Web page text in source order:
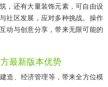
，还有大量装饰元素，可自由设
社区发展，应对多种挑战。操作
动与创意分享，带来无限可能的
最新版本优势
造、经济管理等，带来全方位模